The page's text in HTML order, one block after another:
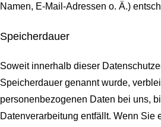
Namen, E-Mail-Adressen o. Ä.)
Speicherdauer
Soweit innerhalb dieser
Speicherdauer genannt wurde,
personenbezogenen Daten bei uns,
Datenverarbeitung entfällt. Wenn Sie